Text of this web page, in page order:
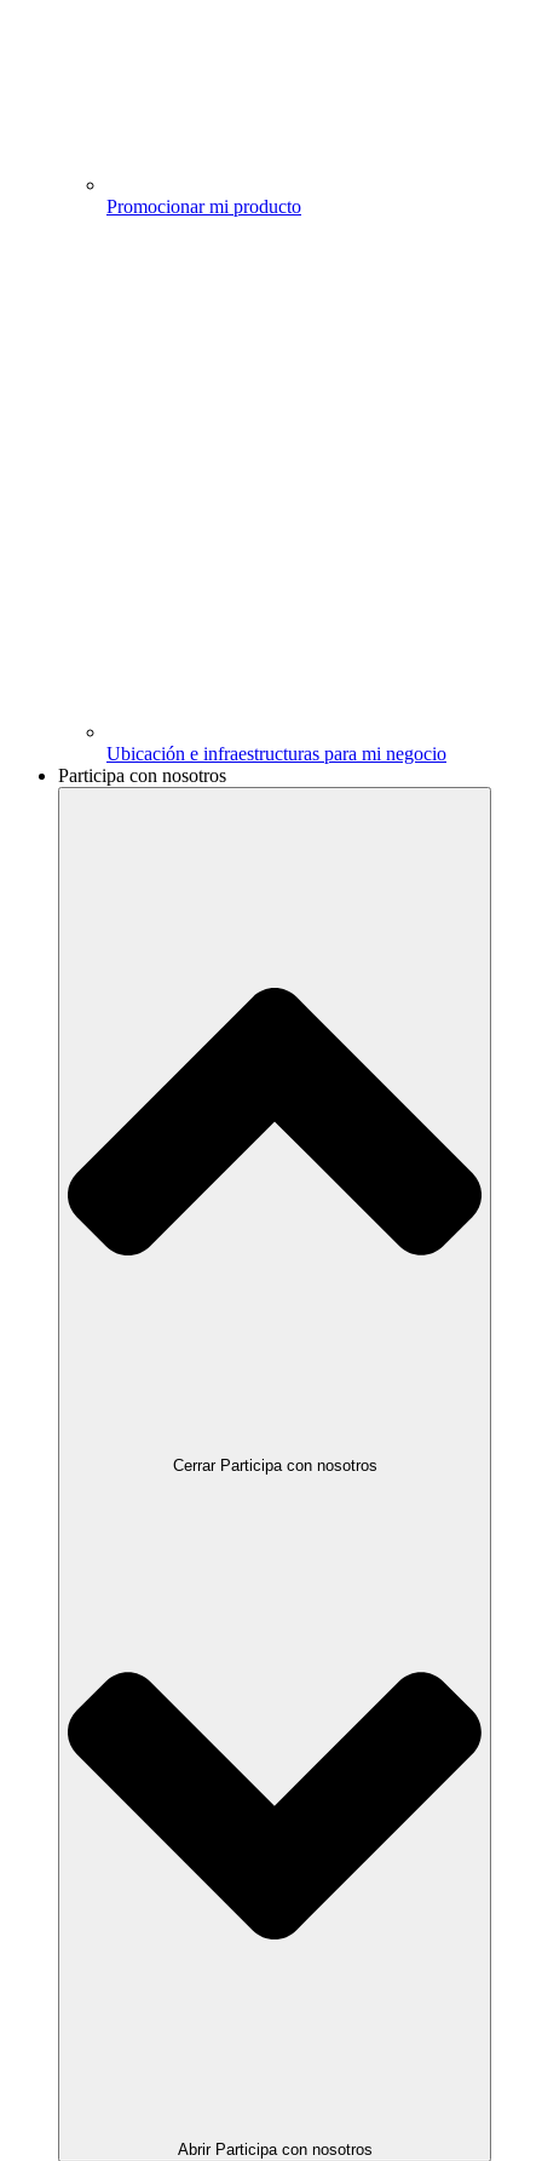
Promocionar mi producto
Ubicación e infraestructuras para mi negocio
Participa con nosotros
Cerrar Participa con nosotros
Abrir Participa con nosotros